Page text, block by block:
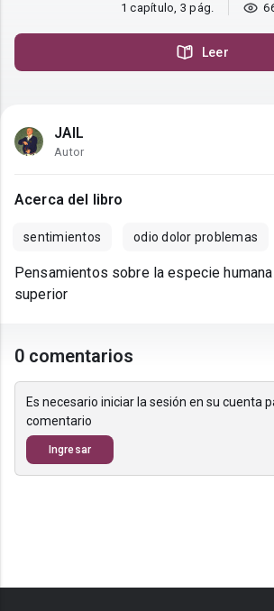
1 capítulo, 3 pág.
Leer
JAIL
Autor
Acerca del libro
sentimientos odio dolor problemas
Pensamientos sobre la especie
superior
0 comentarios
Es necesario iniciar la sesión en su cuenta
comentario
Ingresar